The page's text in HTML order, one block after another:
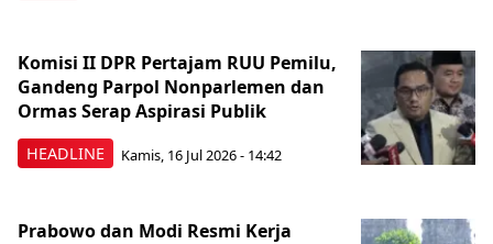
HEADLINE
Komisi II DPR Pertajam RUU Pemilu,
Gandeng Parpol Nonparlemen dan
Ormas Serap Aspirasi Publik
Kamis, 16 Jul 2026 - 14:42
Prabowo dan Modi Resmi Kerja